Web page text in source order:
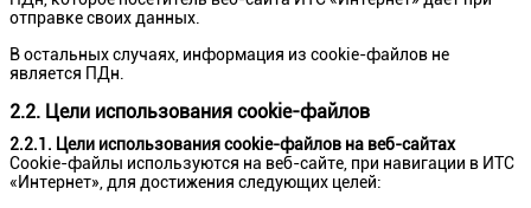
отправке своих данных.
В остальных случаях, информация из сookie-файлов не
является ПДн.
2.2. Цели использования cookie-файлов
2.2.1. Цели использования cookie-файлов на веб-сайтах
Cookie-файлы используются на веб-сайте, при навигации в ИТС
«Интернет», для достижения следующих целей: